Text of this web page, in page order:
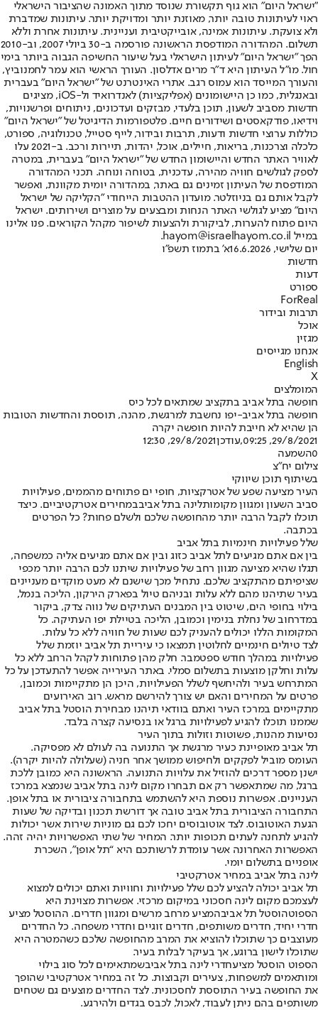
"ישראל היום" הוא גוף תקשורת שנוסד מתוך האמונה שהציבור הישראלי
ראוי לעיתונות טובה יותר, מאוזנת יותר ומדויקת יותר. עיתונות שמדברת
ולא צועקת. עיתונות אמינה, אובייקטיבית ועניינית. עיתונות אחרת וללא
תשלום. המהדורה המודפסת הראשונה פורסמה ב-30 ביולי 2007, וב-2010
הפך "ישראל היום" לעיתון הישראלי בעל שיעור החשיפה הגבוה ביותר בימי
חול. מו"ל העיתון היא ד"ר מרים אדלסון. העורך הראשי הוא עמר לחמנוביץ,
והעורך המייסד הוא עמוס רגב. אתרי האינטרנט של "ישראל היום" בעברית
ובאנגלית, כמו כן היישומונים (אפליקציות) לאנדרואיד ול-iOS, מציגים
חדשות מסביב לשעון, תוכן בלעדי, מבזקים ועדכונים, ניתוחים ופרשנויות,
וידיאו, פודקאסטים ושידורים חיים. פלטפורמות הדיגיטל של "ישראל היום"
כוללות ערוצי חדשות ודעות, תרבות ובידור, לייף סטייל, טכנולוגיה, ספורט,
כלכלה וצרכנות, בריאות, חיילים, אוכל, יהדות, תיירות ורכב. ב-2021 עלו
לאוויר האתר החדש והיישומון החדש של "ישראל היום" בעברית, במטרה
לספק לגולשים חוויה מהירה, עדכנית, בטוחה ונוחה. תכני המהדורה
המודפסת של העיתון זמינים גם באתר, במהדורה יומית מקוונת, ואפשר
לקבל אותם גם בניוזלטר. מועדון ההטבות הייחודי "הקליקה של ישראל
היום" מציע לגולשי האתר הנחות ומבצעים על מוצרים ושירותים. ישראל
היום פתוח להערות, לביקורת ולהצעות לשיפור מקהל הקוראים. פנו אלינו
במייל hayom@israelhayom.co.il.
יום שלישי, 16.6.2026
א' בתמוז תשפ"ו
חדשות
דעות
ספורט
ForReal
תרבות ובידור
אוכל
מגזין
אנחנו מגייסים
English
X
המומלצים
חופשה בתל אביב בתקציב שמתאים לכל כיס
חופשה בתל אביב-יפו נחשבת למרגשת, מהנה, תוססת והחדשות הטובות
הן שהיא לא חייבת להיות חופשה יקרה
29/8/2021, 09:25
,עודכן29/8/2021, 12:30
0השמעה
צילום יח"צ
בשיתוף תוכן שיווקי
העיר מציעה שפע של אטרקציות, חופי ים פתוחים מהממים, פעילויות
סביב השעון ומגוון מקומותלינה בתל אביבבמחירים אטרקטיביים. כיצד
תוכלו לקבל הרבה יותר מהחופשה שלכם ולשלם פחות? כל הפרטים
בכתבה.
שלל פעילויות חינמיות בתל אביב
בין אם אתם מגיעים לתל אביב כזוג ובין אם אתם מגיעים אליה כמשפחה,
תגלו שהיא מציעה מגוון רחב של פעילויות שיתנו לכם הרבה יותר מכפי
שציפיתם מהתקציב שלכם. נתחיל מכך שישנם לא מעט מוקדים מעניינים
בעיר שתיהנו מהם ללא עלות ובניהם טיול בפארק הירקון, הליכה בנמל,
בילוי בחופי הים, שיטוט בין המבנים העתיקים של נווה צדק, ביקור
במדרחוב של נחלת בנימין וכמובן, הליכה בטיילת יפו העתיקה. כל
המקומות הללו יכולים להעניק לכם שעות של חוויה ללא כל עלות.
לצד טיולים חינמיים לחלוטין תמצאו כי עיריית תל אביב יוזמת שלל
פעילויות במהלך חודש ספטמבר. חלק מהן פתוחות לקהל הרחב ללא כל
עלות וחלקן מוצעות בתשלום סמלי. באתר העירייה אפשר להתעדכן על כל
המתרחש בעיר ולהיחשף לשלל הפעילויות, היכן הן מתקיימות וכמובן,
פרטים על המחירים והאם יש צורך להירשם מראש. רוב האירועים
מתקיימים במרכז העיר ואתם בוודאי תיהנו מבחירת הוסטל בתל אביב
שממנו תוכלו להגיע לפעילויות ברגל או בנסיעה קצרה בלבד.
נסיעות מהנות, פשוטות וזולות בתוך העיר
תל אביב מאופיינת כעיר מרגשת אך התנועה בה לעולם לא מפסיקה.
העומס מוביל לפקקים ולחיפוש ממושך אחר חניה (שעלולה להיות יקרה).
ישנן מספר דרכים להוזיל את עלויות התנועה. הראשונה היא כמובן ללכת
ברגל, מה שמתאפשר רק אם תבחרו מקום לינה בתל אביב שנמצא במרכז
העניינים. אפשרות נוספת היא להשתמש בתחבורה ציבורית או בתל אופן.
התחבורה הציבורית בתל אביב טובה אך דורשת תכנון ובדיקה של שעות
הגעת האוטובוס. לצד אוטובוסים יחכו לכם גם מוניות שירות אשר יכולות
להגיע לתחנה לעתים תכופות יותר. המחיר של שתי האפשרויות יהיה זהה.
האפשרות האחרונה אשר עומדת לרשותכם היא “תל אופן”, השכרת
אופניים בתשלום יומי.
לינה בתל אביב במחיר אטרקטיבי
תל אביב יכולה להציע לכם שלל פעילויות וחוויות ואתם יכולים למצוא
לעצמכם מקום לינה חסכוני במיקום מרכזי. אפשרות מצוינת היא
הספוטהוסטל תל אביבהמציע מרחב מרשים ומגוון חדרים. ההוסטל מציע
חדרי יחיד, חדרים משותפים, חדרים זוגיים וחדרי משפחה. כל החדרים
מעוצבים כך שתוכלו להוציא את המרב מהחופשה שלכם כשהמטרה היא
שתוכלו לישון ברוגע, אך בעיקר לבלות בעיר.
הספוט הוסטל מציעחדרי לינה בתל אביבשמתאימים לכל סוג בילוי
ומותאמים למשפחות, צעירים וקבוצות. כל זה במחיר אטרקטיבי שהופך
את החופשה בעיר התוססת לחסכונית. לצד החדרים מוצעים גם שטחים
משותפים בהם ניתן לעבוד, לאכול, לכבס בגדים ולהירגע.